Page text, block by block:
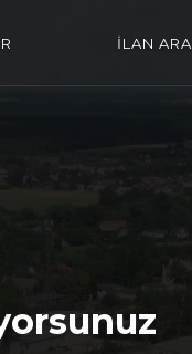
İLAN ARA